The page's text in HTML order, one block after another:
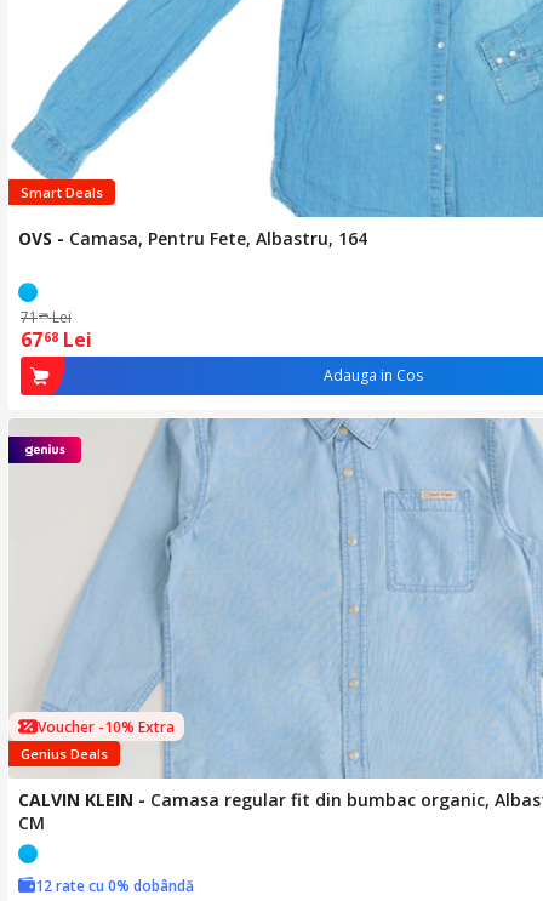
Smart Deals
OVS - Camasa, Pentru Fete, Albastru, 164
7125 Lei
6768 Lei
Adauga in Cos
Voucher -10% Extra
Genius Deals
CALVIN KLEIN - Camasa regular fit din bumbac organic,
CM
12 rate cu 0% dobândă